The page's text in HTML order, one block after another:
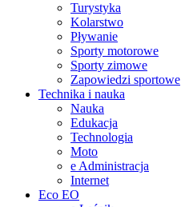
Turystyka
Kolarstwo
Pływanie
Sporty motorowe
Sporty zimowe
Zapowiedzi sportowe
Technika i nauka
Nauka
Edukacja
Technologia
Moto
e Administracja
Internet
Eco EO